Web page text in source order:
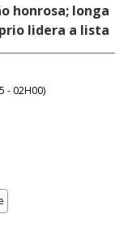
honrosa; longa
lidera a lista
- 02H00)